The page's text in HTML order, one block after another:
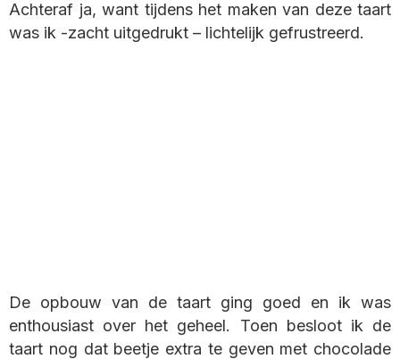
Achteraf ja, want tijdens het maken van deze taart
was ik -zacht uitgedrukt – lichtelijk gefrustreerd.
De opbouw van de taart ging goed en ik was
enthousiast over het geheel. Toen besloot ik de
taart nog dat beetje extra te geven met chocolade